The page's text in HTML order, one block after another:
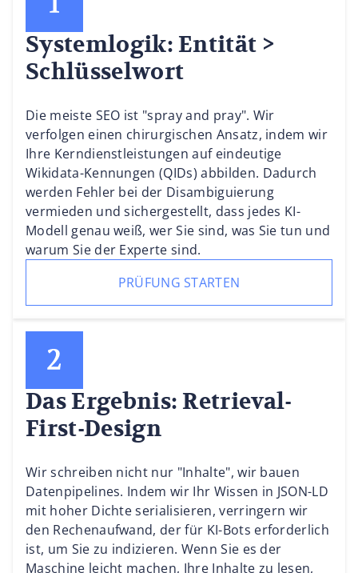
Systemlogik: Entität >
Schlüsselwort
Die meiste SEO ist "spray and pray". Wir
verfolgen einen chirurgischen Ansatz, indem wir
Ihre Kerndienstleistungen auf eindeutige
Wikidata-Kennungen (QIDs) abbilden. Dadurch
werden Fehler bei der Disambiguierung
vermieden und sichergestellt, dass jedes KI-
Modell genau weiß, wer Sie sind, was Sie tun und
warum Sie der Experte sind.
PRÜFUNG STARTEN
Das Ergebnis: Retrieval-
First-Design
Wir schreiben nicht nur "Inhalte", wir bauen
Datenpipelines. Indem wir Ihr Wissen in JSON-LD
mit hoher Dichte serialisieren, verringern wir
den Rechenaufwand, der für KI-Bots erforderlich
ist, um Sie zu indizieren. Wenn Sie es der
Maschine leicht machen, Ihre Inhalte zu lesen,